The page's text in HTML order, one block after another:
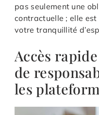
pas seulement une
contractuelle ; elle
votre tranquillité
Accès
de
les